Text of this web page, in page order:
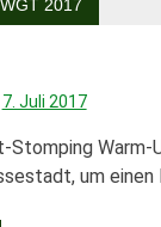
WGT 2017
7. Juli 2017
Stomping Warm-
um einen